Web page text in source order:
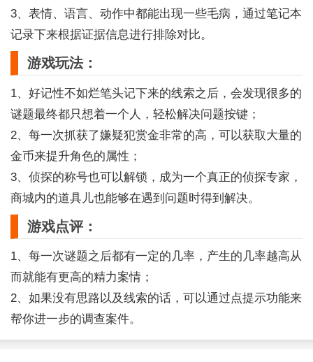
3、表情、语言、动作中都能出现一些毛病，通过笔记本
记录下来根据证据信息进行排除对比。
游戏玩法：
1、好记性不如烂笔头记下来的线索之后，会发现很多的
谜题最终都只想着一个人，轻松解决问题按键；
2、每一次抓获了嫌疑犯赏金非常的高，可以获取大量的
金币来提升角色的属性；
3、侦探的称号也可以解锁，成为一个真正的侦探专家，
商城内的道具儿也能够在遇到问题时得到解决。
游戏点评：
1、每一次谜题之后都有一定的几率，产生的几率越高从
而就能有更高的精力案情；
2、如果没有思路以及线索的话，可以通过点提示功能来
帮你进一步的调查案件。